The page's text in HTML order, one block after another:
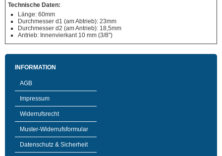
Technische Daten:
Länge: 60mm
Durchmesser d1 (am Abtrieb): 23mm
Durchmesser d2 (am Antrieb): 18,5mm
Antrieb: Innenvierkant 10 mm (3/8")
INFORMATION
AGB
Impressum
Widerrufsrecht
Muster-Widerrufsformular
Datenschutz & Sicherheit